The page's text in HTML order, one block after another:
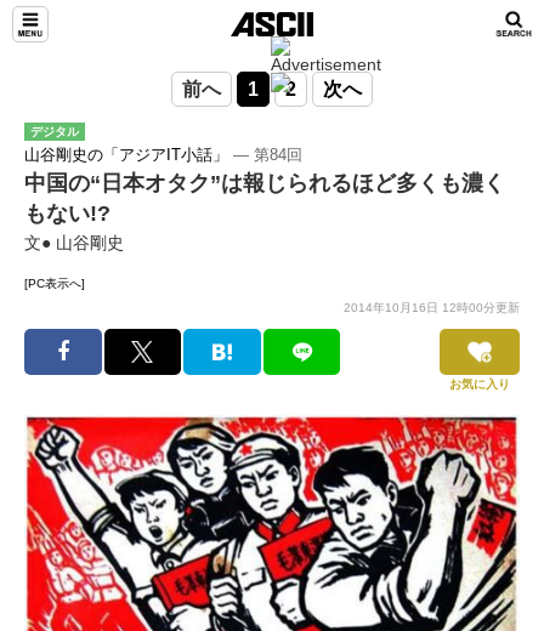
前へ 1 2 次へ
デジタル
山谷剛史の「アジアIT小話」 ― 第84回
中国の“日本オタク”は報じられるほど多くも濃く
もない!?
文● 山谷剛史
[PC表示へ]
2014年10月16日 12時00分更新
お気に入り